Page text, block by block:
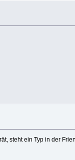
steht ein Typ in der